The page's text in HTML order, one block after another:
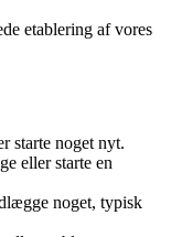
etablering af vores
starte noget nyt.
eller starte en
noget, typisk